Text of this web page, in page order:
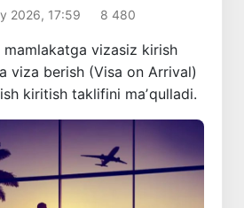
2026, 17:59 8 480
mamlakatga vizasiz kirish
viza berish (Visa on Arrival)
kiritish taklifini maʼqulladi.